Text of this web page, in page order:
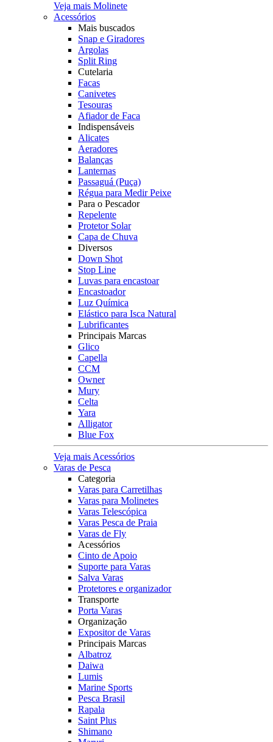
Veja mais Molinete
Acessórios
Mais buscados
Snap e Giradores
Argolas
Split Ring
Cutelaria
Facas
Canivetes
Tesouras
Afiador de Faca
Indispensáveis
Alicates
Aeradores
Balanças
Lanternas
Passaguá (Puça)
Régua para Medir Peixe
Para o Pescador
Repelente
Protetor Solar
Capa de Chuva
Diversos
Down Shot
Stop Line
Luvas para encastoar
Encastoador
Luz Química
Elástico para Isca Natural
Lubrificantes
Principais Marcas
Glico
Capella
CCM
Owner
Mury
Celta
Yara
Alligator
Blue Fox
Veja mais Acessórios
Varas de Pesca
Categoria
Varas para Carretilhas
Varas para Molinetes
Varas Telescópica
Varas Pesca de Praia
Varas de Fly
Acessórios
Cinto de Apoio
Suporte para Varas
Salva Varas
Protetores e organizador
Transporte
Porta Varas
Organização
Expositor de Varas
Principais Marcas
Albatroz
Daiwa
Lumis
Marine Sports
Pesca Brasil
Rapala
Saint Plus
Shimano